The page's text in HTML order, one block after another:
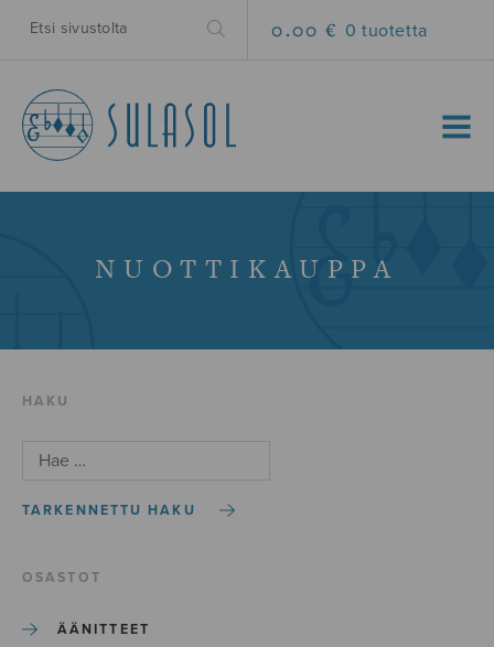
0.00 € 0 tuotetta
MENU
NUOTTIKAUPPA
HAKU
TARKENNETTU HAKU
OSASTOT
ÄÄNITTEET